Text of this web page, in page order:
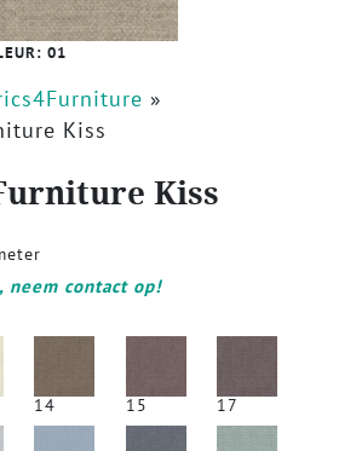
01
»
Kiss
Kiss
neem contact op!
14 15 17